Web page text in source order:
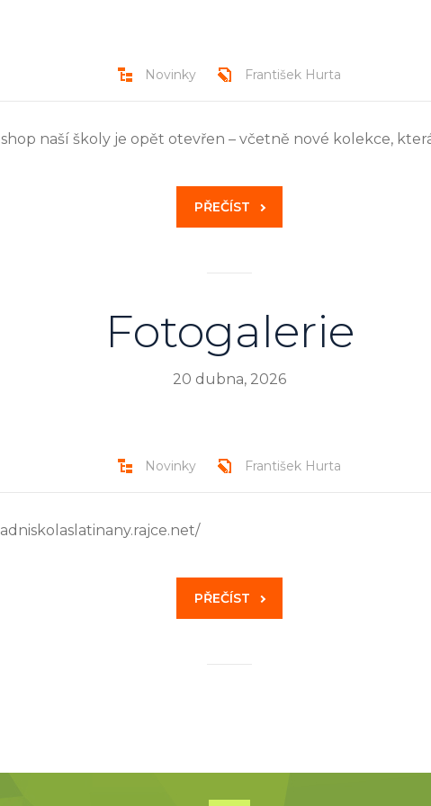
Novinky František Hurta
naší školy je opět otevřen – včetně nové kolekce,
PŘEČÍST
Fotogalerie
20 dubna, 2026
Novinky František Hurta
PŘEČÍST